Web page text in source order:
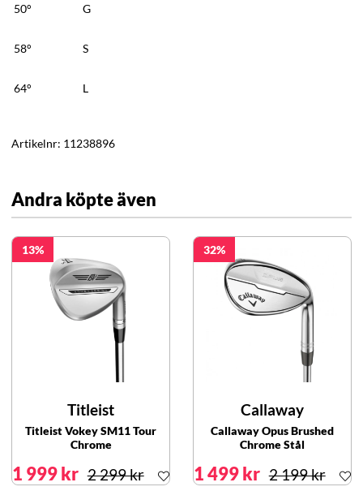
50° G
58° S
64° L
Artikelnr: 11238896
Andra köpte även
13
Titleist
Titleist Vokey SM11 Tour
Chrome
1 999 kr 2 299 kr
32
Callaway
Callaway Opus Brushed
Chrome Stål
1 499 kr 2 199 kr